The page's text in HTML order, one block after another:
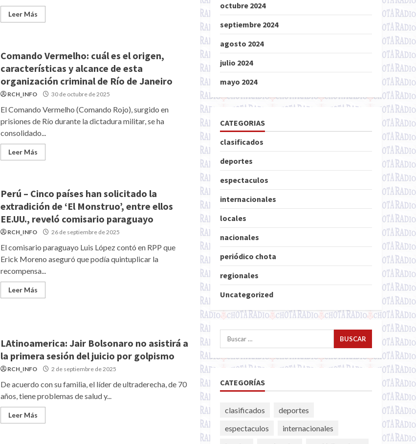
Leer Más
Comando Vermelho: cuál es el origen,
características y alcance de esta
organización criminal de Río de Janeiro
RCH_INFO 30 de octubre de 2025
El Comando Vermelho (Comando Rojo), surgido en
prisiones de Río durante la dictadura militar, se ha
consolidado...
Leer Más
Perú – Cinco países han solicitado la
extradición de ‘El Monstruo’, entre ellos
EE.UU., reveló comisario paraguayo
RCH_INFO 26 de septiembre de 2025
El comisario paraguayo Luis López contó en RPP que
Erick Moreno aseguró que podía quintuplicar la
recompensa...
Leer Más
LAtinoamerica: Jair Bolsonaro no asistirá a
la primera sesión del juicio por golpismo
RCH_INFO 2 de septiembre de 2025
De acuerdo con su familia, el líder de ultraderecha, de 70
años, tiene problemas de salud y...
Leer Más
octubre 2024
septiembre 2024
agosto 2024
julio 2024
mayo 2024
CATEGORIAS
clasificados
deportes
espectaculos
internacionales
locales
nacionales
periódico chota
regionales
Uncategorized
Buscar:
CATEGORÍAS
clasificados
deportes
espectaculos
internacionales